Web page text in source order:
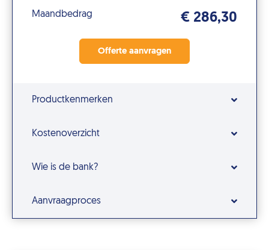
Maandbedrag € 286,30
Productkenmerken
Kostenoverzicht
Wie is de bank?
Aanvraagproces